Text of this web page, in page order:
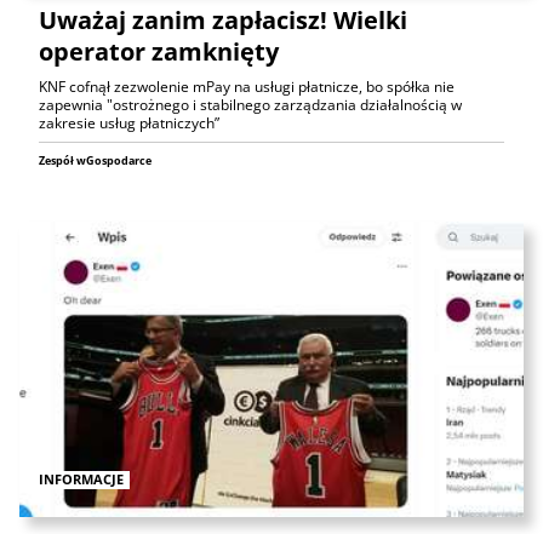
Uważaj zanim zapłacisz! Wielki
operator zamknięty
KNF cofnął zezwolenie mPay na usługi płatnicze, bo spółka nie
zapewnia "ostrożnego i stabilnego zarządzania działalnością w
zakresie usług płatniczych”
Zespół wGospodarce
INFORMACJE